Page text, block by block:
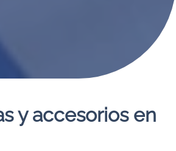
y accesorios en